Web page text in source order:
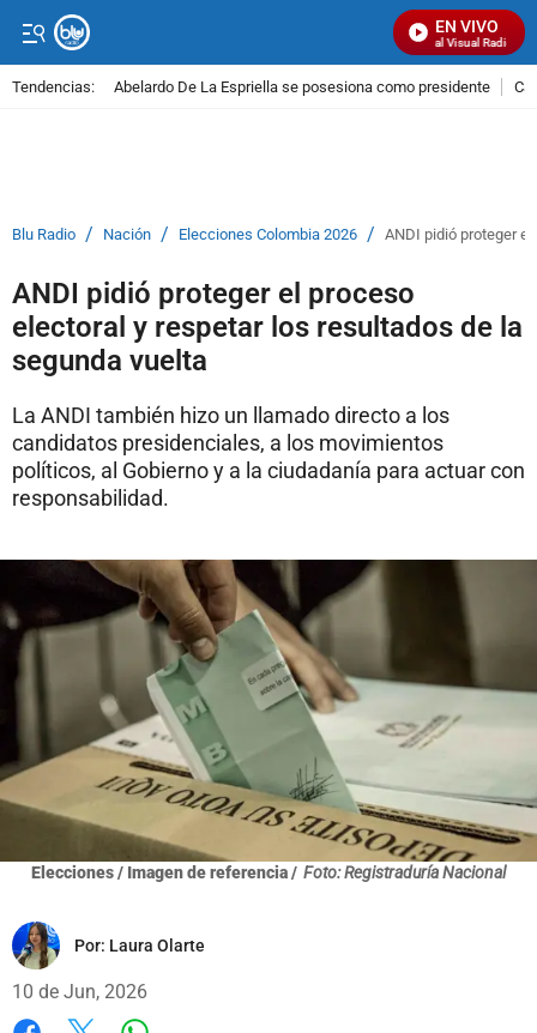
EN VIVO
Señal Visual Radio
Tendencias: Abelardo De La Espriella se posesiona como presidente
Blu Radio / Nación / Elecciones Colombia 2026 / ANDI pidió proteger
ANDI pidió proteger el proceso
electoral y respetar los resultados de la
segunda vuelta
La ANDI también hizo un llamado directo a los
candidatos presidenciales, a los movimientos
políticos, al Gobierno y a la ciudadanía para actuar con
responsabilidad.
Elecciones / Imagen de referencia / Foto: Registraduría Nacional
Por: Laura Olarte
10 de Jun, 2026